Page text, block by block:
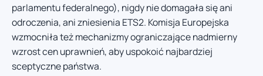
parlamentu federalnego), nigdy nie domagała się ani
odroczenia, ani zniesienia ETS2. Komisja Europejska
wzmocniła też mechanizmy ograniczające nadmierny
wzrost cen uprawnień, aby uspokoić najbardziej
sceptyczne państwa.